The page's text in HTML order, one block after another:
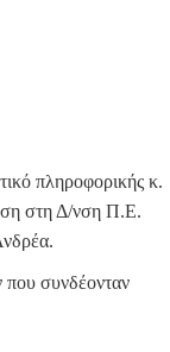
πληροφορικής κ.
στη Δ/νση Π.Ε.
συνδέονταν